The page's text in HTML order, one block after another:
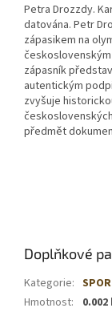
Petra Drozzdy.
datována. Petr
zápasikem na
zápasník
autentickým
zvyšuje
předmět
Doplňkové
Kategorie:
Hmotnost: